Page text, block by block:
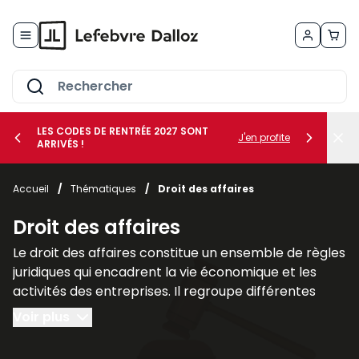
le sous-menu Vos métiers
le sous-menu Vos besoins
LES CODES DE RENTRÉE 2027 SONT
ARRIVÉS !
J'en profite
Accueil / Thématiques / Droit des affaires
Droit des affaires
Le droit des affaires constitue un ensemble de règles
juridiques qui encadrent la vie économique et les
activités des entreprises. Il regroupe différentes
branches du droit qui interviennent dans la création,
la gestion et la protection des sociétés ainsi que